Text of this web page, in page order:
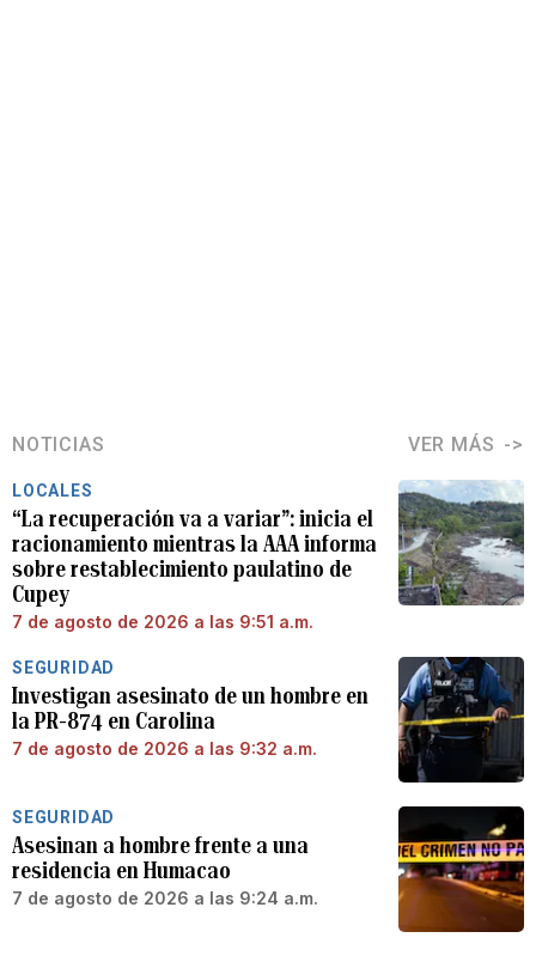
NOTICIAS VER MÁS
LOCALES
“La recuperación va a variar”: inicia el
racionamiento mientras la AAA informa
sobre restablecimiento paulatino de
Cupey
7 de agosto de 2026 a las 9:51 a.m.
SEGURIDAD
Investigan asesinato de un hombre en
la PR-874 en Carolina
7 de agosto de 2026 a las 9:32 a.m.
SEGURIDAD
Asesinan a hombre frente a una
residencia en Humacao
7 de agosto de 2026 a las 9:24 a.m.